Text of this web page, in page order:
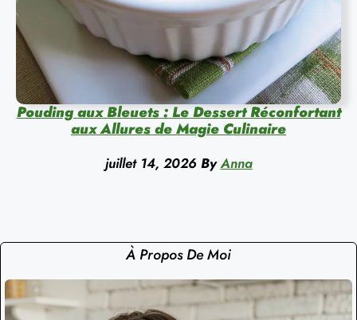
Pouding aux Bleuets : Le Dessert Réconfortant
aux Allures de Magie Culinaire
juillet 14, 2026 By Anna
À Propos De Moi